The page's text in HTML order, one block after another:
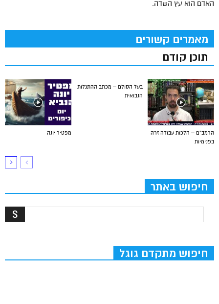
האדם הוא עץ השדה.
מאמרים קשורים
תוכן קודם
מפטיר יונה
בעל הסולם – מכתב ההתגלות
הנבואית
הרמב”ם – הלכות עבודה זרה
בפנימיות
חיפוש באתר
חיפוש מתקדם גוגל